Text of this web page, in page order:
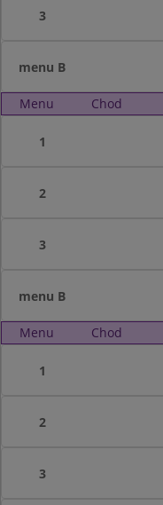
3
menu B
Menu Chod
1
2
3
menu B
Menu Chod
1
2
3